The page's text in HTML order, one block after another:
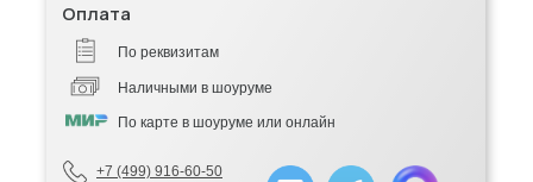
+7 (499) 916-60-50
По реквизитам
Наличными в шоуруме
По карте в шоуруме или онлайн
Оплата